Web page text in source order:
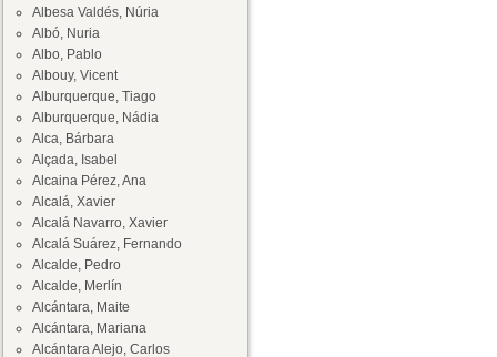
Albesa Valdés, Núria
Albó, Nuria
Albo, Pablo
Albouy, Vicent
Alburquerque, Tiago
Alburquerque, Nádia
Alca, Bárbara
Alçada, Isabel
Alcaina Pérez, Ana
Alcalá, Xavier
Alcalá Navarro, Xavier
Alcalá Suárez, Fernando
Alcalde, Pedro
Alcalde, Merlín
Alcántara, Maite
Alcántara, Mariana
Alcántara Alejo, Carlos